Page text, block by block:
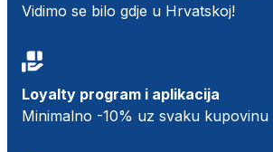
Vidimo se bilo gdje u Hrvatskoj!
Loyalty program i aplikacija
Minimalno -10% uz svaku kupovinu